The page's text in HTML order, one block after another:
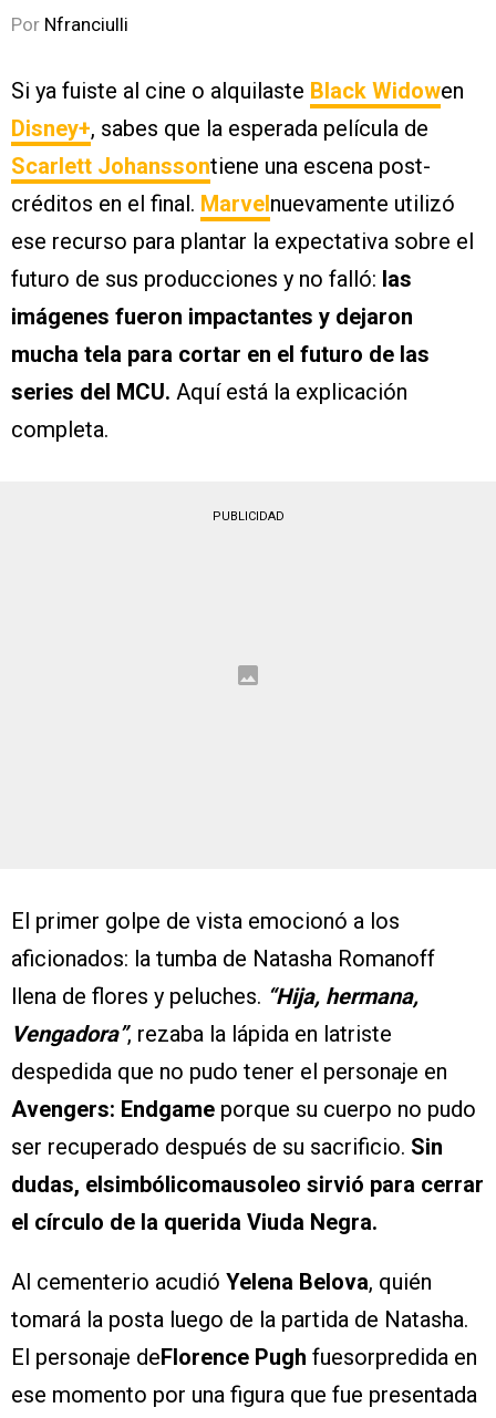
Por Nfranciulli
Si ya fuiste al cine o alquilaste Black Widowen
Disney+, sabes que la esperada película de
Scarlett Johanssontiene una escena post-
créditos en el final. Marvel nuevamente utilizó
ese recurso para plantar la expectativa sobre el
futuro de sus producciones y no falló: las
imágenes fueron impactantes y dejaron
mucha tela para cortar en el futuro de las
series del MCU. Aquí está la explicación
completa.
PUBLICIDAD
El primer golpe de vista emocionó a los
aficionados: la tumba de Natasha Romanoff
llena de flores y peluches. “Hija, hermana,
Vengadora”, rezaba la lápida en latriste
despedida que no pudo tener el personaje en
Avengers: Endgame porque su cuerpo no pudo
ser recuperado después de su sacrificio. Sin
dudas, elsimbólicomausoleo sirvió para cerrar
el círculo de la querida Viuda Negra.
Al cementerio acudió Yelena Belova, quién
tomará la posta luego de la partida de Natasha.
El personaje deFlorence Pugh fuesorpredida en
ese momento por una figura que fue presentada